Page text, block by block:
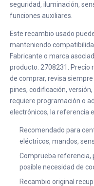
seguridad, iluminación,
funciones auxiliares.
Este recambio usado
manteniendo
Fabricante o marca
producto: 2708231. Precio
de comprar, revisa
pines, codificación,
requiere programación o
electrónicos, la referencia
Recomendado para
eléctricos, mandos,
Comprueba referencia,
posible necesidad de
Recambio original